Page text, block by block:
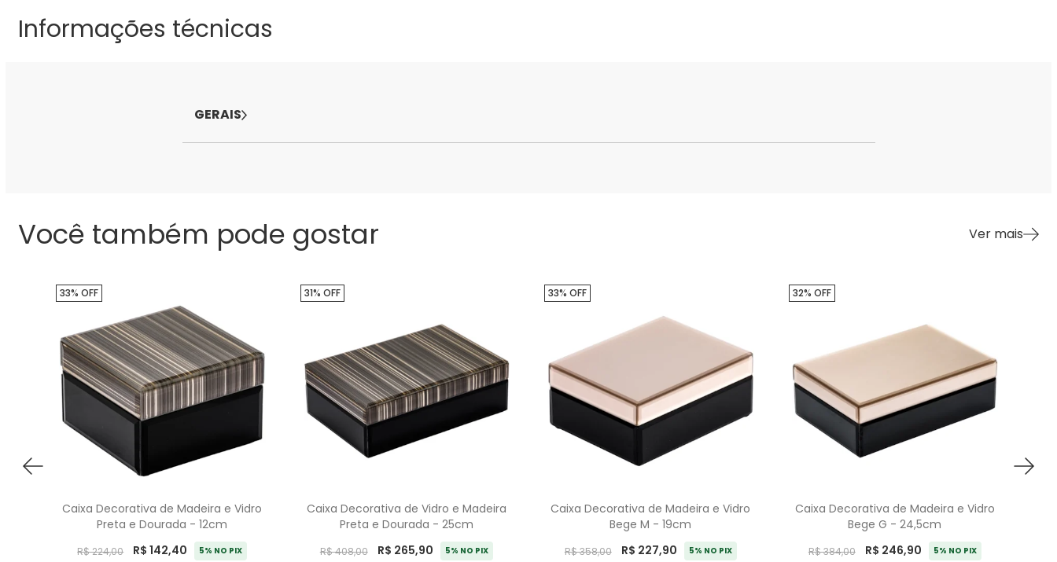
Informações técnicas
GERAIS
Você também pode gostar Ver mais
Caixa Decorativa de Madeira e Vidro
Preta e Dourada - 12cm
R$ 224,00 R$ 142,40 5% NO PIX
33% OFF
Caixa Decorativa de Vidro e Madeira
Preta e Dourada - 25cm
R$ 408,00 R$ 265,90 5% NO PIX
31% OFF
Caixa Decorativa de Madeira e Vidro
Bege M - 19cm
R$ 358,00 R$ 227,90 5% NO PIX
33% OFF
Caixa Decorativa de Madeira e Vidro
Bege G - 24,5cm
R$ 384,00 R$ 246,90 5% NO PIX
32% OFF